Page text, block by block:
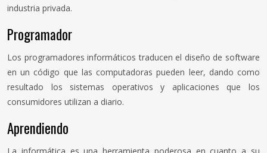
industria privada.
Programador
Los programadores informáticos traducen el diseño de software
en un código que las computadoras pueden leer, dando como
resultado los sistemas operativos y aplicaciones que los
consumidores utilizan a diario.
Aprendiendo